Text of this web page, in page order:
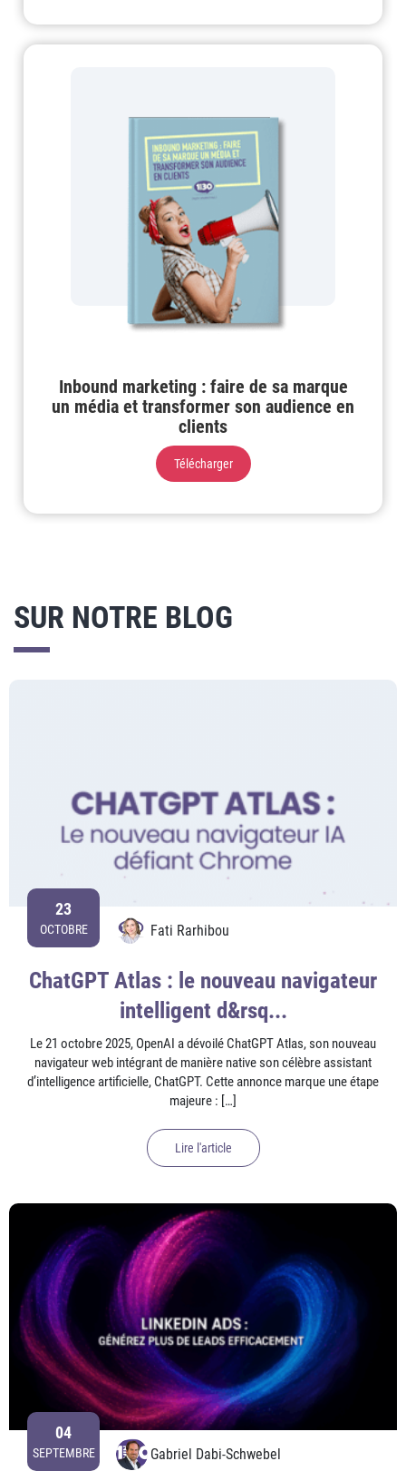
Inbound marketing : faire de sa marque
un média et transformer son audience en
clients
Télécharger
SUR NOTRE BLOG
23
OCTOBRE Fati Rarhibou
ChatGPT Atlas : le nouveau navigateur
intelligent d&rsq...
Le 21 octobre 2025, OpenAI a dévoilé ChatGPT Atlas, son nouveau
navigateur web intégrant de manière native son célèbre assistant
d’intelligence artificielle, ChatGPT. Cette annonce marque une étape
majeure : […]
Lire l'article
04
SEPTEMBRE Gabriel Dabi-Schwebel